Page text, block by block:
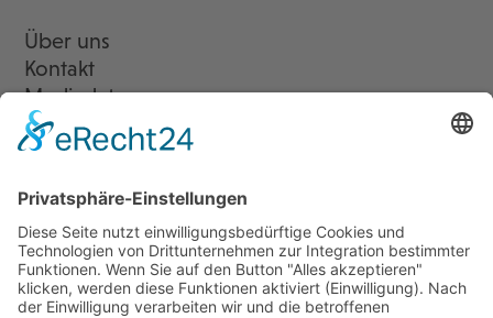
Über uns
Kontakt
Mediadaten
Newsletter
LogIn
Legal
Impressum
Datenschutzerklärung